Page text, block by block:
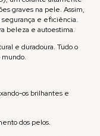
graves na pele. Assim,
e eficiência.
beleza e autoestima.
e duradoura. Tudo o
os brilhantes e
dos pelos.